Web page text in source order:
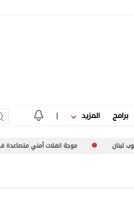
برامج المزيد
موجة انفلات أمني متصاعدة في الخرطوم